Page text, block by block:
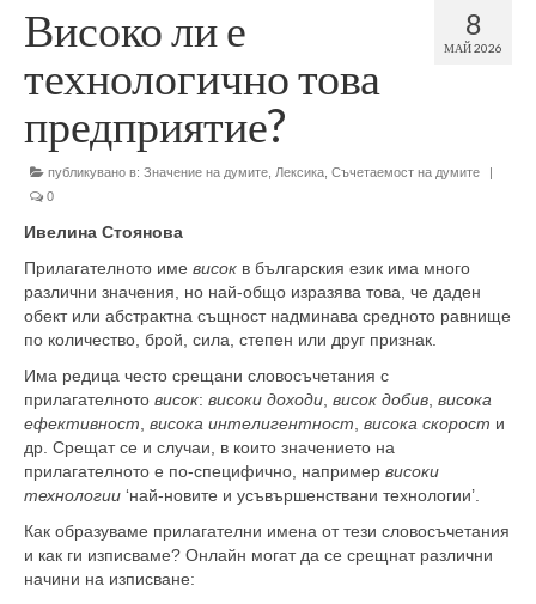
8
МАЙ 2026
Високо ли е
технологично това
предприятие?
публикувано в: Значение на думите Лексика Съчетаемост на думите
|
0
Ивелина Стоянова
Прилагателното име висок в българския език има много
различни значения, но най-общо изразява това, че даден
обект или абстрактна същност надминава средното равнище
по количество, брой, сила, степен или друг признак.
Има редица често срещани словосъчетания с
прилагателното висок: високи доходи висок добив висока
ефективност висока интелигентност висока скорост и
др. Срещат се и случаи, в които значението на
прилагателното е по-специфично, например високи
технологии ‘най-новите и усъвършенствани технологии’.
Как образуваме прилагателни имена от тези словосъчетания
и как ги изписваме? Онлайн могат да се срещнат различни
начини на изписване: